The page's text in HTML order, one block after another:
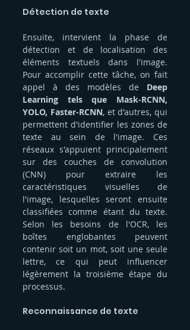
Détection de texte
Ensuite, intervient la phase de
détection et de localisation des
éléments textuels dans l'image.
Pour accomplir cette tâche, on fait
appel à des modèles de Deep
Learning tels que Mask-RCNN,
YOLO, Faster-RCNN, et d'autres, qui
permettent d'identifier les zones de
texte au sein de l'image. Ces
réseaux s'appuient principalement
sur des couches de convolution
(CNN) pour extraire les
caractéristiques visuelles de
l'image, lesquelles seront ensuite
classifiées comme étant du texte.
Selon les besoins de l'OCR, les
boîtes englobantes peuvent
contenir soit un mot, soit une seule
lettre, ce qui peut influencer
légèrement la troisième étape du
processus.
Reconnaissance de texte